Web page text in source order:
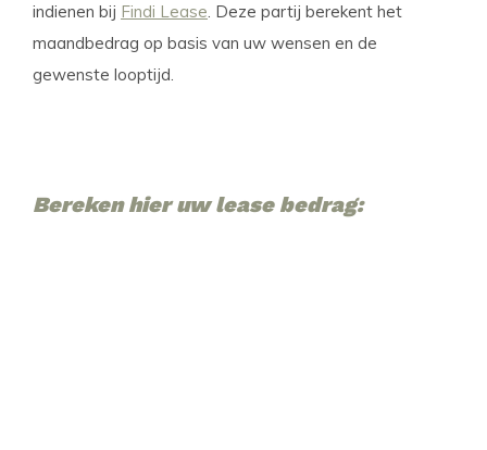
indienen bij Findi Lease. Deze partij berekent het
maandbedrag op basis van uw wensen en de
gewenste looptijd.
Bereken hier uw lease bedrag: